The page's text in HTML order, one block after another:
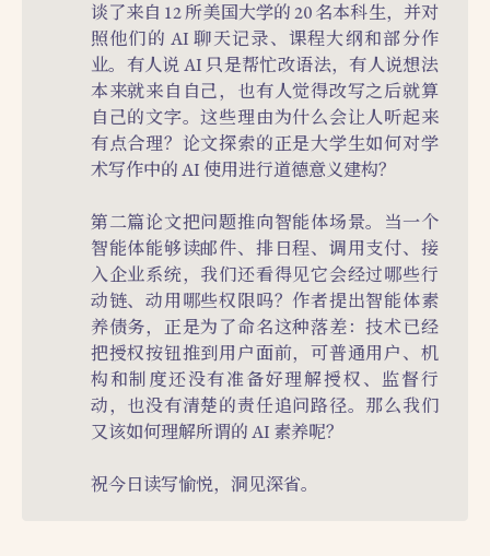
谈了来自 12 所美国大学的 20 名本科生，并对
照他们的 AI 聊天记录、课程大纲和部分作
业。有人说 AI 只是帮忙改语法，有人说想法
本来就来自自己，也有人觉得改写之后就算
自己的文字。这些理由为什么会让人听起来
有点合理？论文探索的正是大学生如何对学
术写作中的 AI 使用进行道德意义建构？
第二篇论文把问题推向智能体场景。当一个
智能体能够读邮件、排日程、调用支付、接
入企业系统，我们还看得见它会经过哪些行
动链、动用哪些权限吗？作者提出智能体素
养债务，正是为了命名这种落差：技术已经
把授权按钮推到用户面前，可普通用户、机
构和制度还没有准备好理解授权、监督行
动，也没有清楚的责任追问路径。那么我们
又该如何理解所谓的 AI 素养呢？
祝今日读写愉悦，洞见深省。